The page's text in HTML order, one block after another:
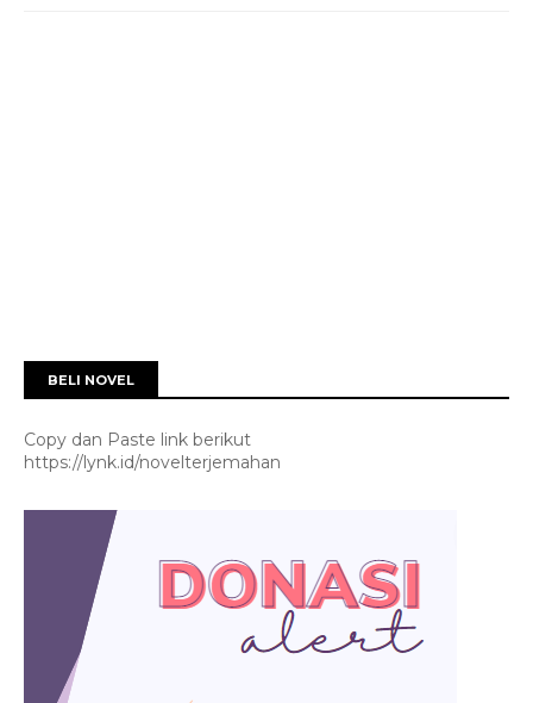
BELI NOVEL
Copy dan Paste link berikut
https://lynk.id/novelterjemahan